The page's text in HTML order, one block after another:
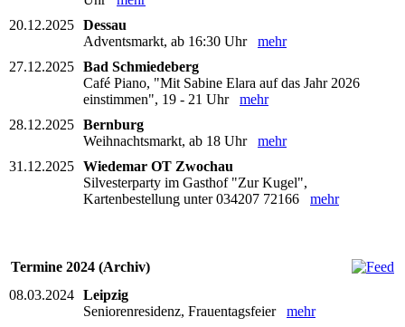
20.12.2025 Dessau
Adventsmarkt, ab 16:30 Uhr mehr
27.12.2025 Bad Schmiedeberg
Café Piano, "Mit Sabine Elara auf das Jahr 2026
einstimmen", 19 - 21 Uhr mehr
28.12.2025 Bernburg
Weihnachtsmarkt, ab 18 Uhr mehr
31.12.2025 Wiedemar OT Zwochau
Silvesterparty im Gasthof "Zur Kugel",
Kartenbestellung unter 034207 72166 mehr
Termine 2024 (Archiv)
08.03.2024 Leipzig
Seniorenresidenz, Frauentagsfeier mehr